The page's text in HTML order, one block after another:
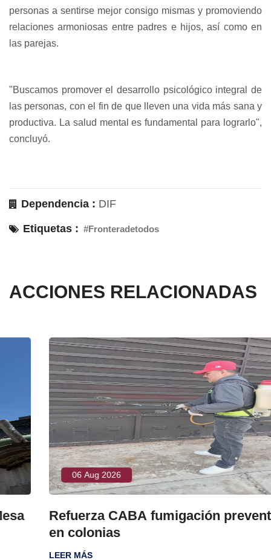
personas a sentirse mejor consigo mismas y promoviendo
relaciones armoniosas entre padres e hijos, así como en
las parejas.
"Buscamos promover el desarrollo psicológico integral de
las personas, con el fin de que lleven una vida más sana y
productiva. La salud mental es fundamental para lograrlo",
concluyó.
Dependencia : DIF
Etiquetas : #Fronteradetodos
ACCIONES RELACIONADAS
06 Aug 2026
Refuerza CABA fumigación preventiva
en colonias
LEER MÁS